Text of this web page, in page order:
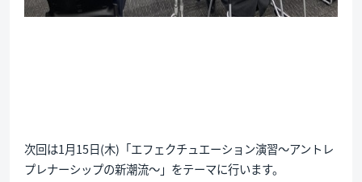
次回は1月15日(木)「エフェクチュエーション演習～アントレ
プレナーシップの新潮流～」をテーマに行います。